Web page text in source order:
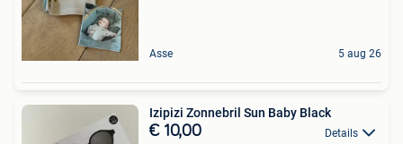
Asse 5 aug 26
Izipizi Zonnebril Sun Baby Black
€ 10,00 Details